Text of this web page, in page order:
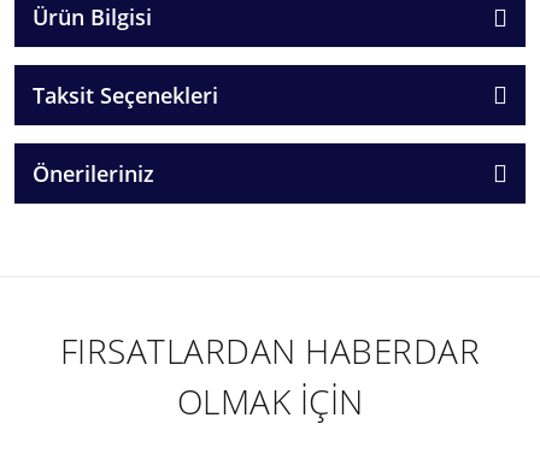
Ürün Bilgisi
Taksit Seçenekleri
Önerileriniz
FIRSATLARDAN HABERDAR
OLMAK İÇİN